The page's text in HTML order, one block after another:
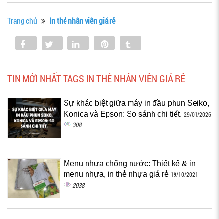
Trang chủ In thẻ nhân viên giá rẻ
Share Tweet Share
TIN MỚI NHẤT TAGS IN THẺ NHÂN VIÊN GIÁ RẺ
Sự khác biệt giữa máy in đầu phun Seiko,
Konica và Epson: So sánh chi tiết. 29/01/2026
308
Menu nhựa chống nước: Thiết kế & in
menu nhựa, in thẻ nhựa giá rẻ 19/10/2021
2038